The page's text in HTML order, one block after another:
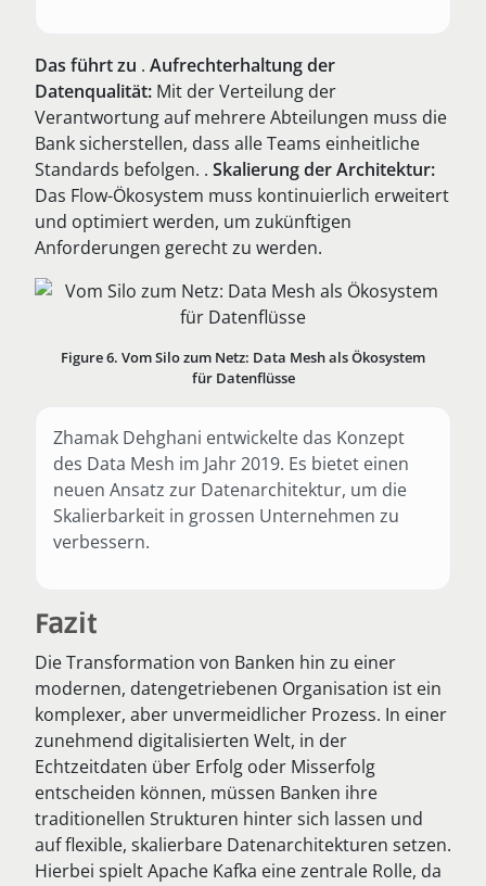
Das führt zu . Aufrechterhaltung der
Datenqualität: Mit der Verteilung der
Verantwortung auf mehrere Abteilungen muss die
Bank sicherstellen, dass alle Teams einheitliche
Standards befolgen. . Skalierung der Architektur:
Das Flow-Ökosystem muss kontinuierlich erweitert
und optimiert werden, um zukünftigen
Anforderungen gerecht zu werden.
Figure 6. Vom Silo zum Netz: Data Mesh als Ökosystem
für Datenflüsse
Zhamak Dehghani entwickelte das Konzept
des Data Mesh im Jahr 2019. Es bietet einen
neuen Ansatz zur Datenarchitektur, um die
Skalierbarkeit in grossen Unternehmen zu
verbessern.
Fazit
Die Transformation von Banken hin zu einer
modernen, datengetriebenen Organisation ist ein
komplexer, aber unvermeidlicher Prozess. In einer
zunehmend digitalisierten Welt, in der
Echtzeitdaten über Erfolg oder Misserfolg
entscheiden können, müssen Banken ihre
traditionellen Strukturen hinter sich lassen und
auf flexible, skalierbare Datenarchitekturen setzen.
Hierbei spielt Apache Kafka eine zentrale Rolle, da